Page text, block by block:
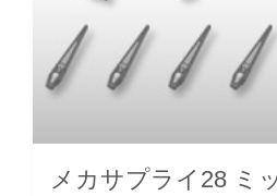
メカサプライ28 ミ